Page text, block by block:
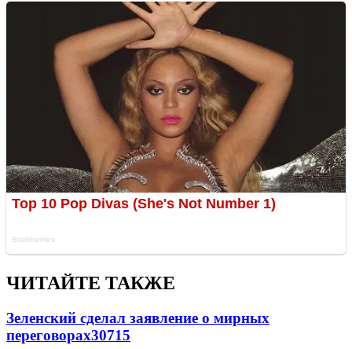
ЧИТАЙТЕ ТАКЖЕ
Зеленский сделал заявление о мирных
переговорах30715